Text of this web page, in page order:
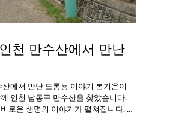
천 만수산에서 만난
에서 만난 도롱뇽 이야기 봄기운이
인천 남동구 만수산을 찾았습니다.
로운 생명의 이야기가 펼쳐집니다. …